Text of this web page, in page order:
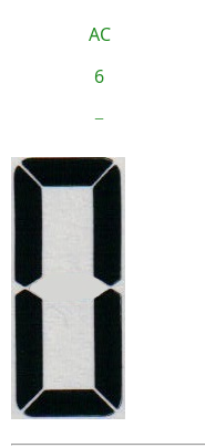
AC
6
−